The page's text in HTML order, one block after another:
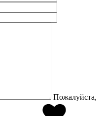
Пожалуйста,